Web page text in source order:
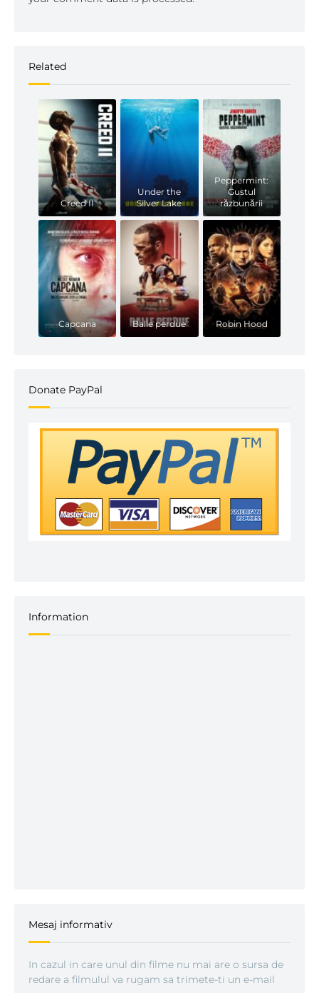
Related
Creed II
Under the
Silver Lake
Peppermint:
Gustul
răzbunării
Capcana Balle perdue Robin Hood
Donate PayPal
Information
Mesaj informativ
In cazul in care unul din filme nu mai are o sursa de
redare a filmulul va rugam sa trimete-ti un e-mail